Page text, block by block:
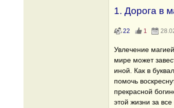
1. Дорога в
22 1
Увлечение
мире может
иной. Как в
помочь
прекрасной
этой жизни за